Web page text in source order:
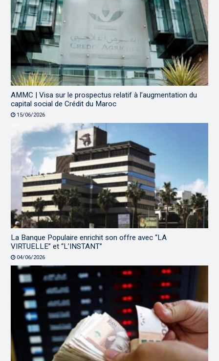
AMMC | Visa sur le prospectus relatif à l’augmentation du
capital social de Crédit du Maroc
15/06/2026
La Banque Populaire enrichit son offre avec “LA
VIRTUELLE” et “L’INSTANT”
04/06/2026